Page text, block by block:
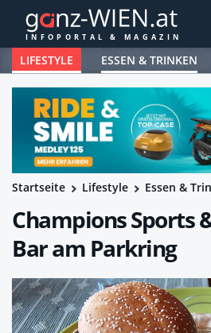
LIFESTYLE ESSEN & TRINKEN
Startseite Lifestyle Essen &
Champions Sports
Bar am Parkring